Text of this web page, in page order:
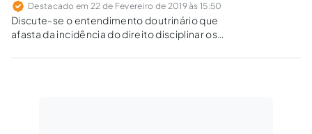
Destacado em 22 de Fevereiro de 2019 às 15:50
Discute-se o entendimento doutrinário que
afasta da incidência do direito disciplinar os
a título de culpa (art. 10, da Lei 8.429/92).